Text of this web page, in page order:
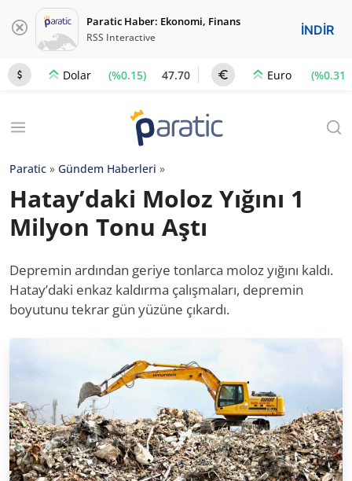
Paratic Haber: Ekonomi, Finans
RSS Interactive İNDİR
Dolar (%0.15) 47.70 Euro (%0.31)
Paratic » Gündem Haberleri »
Hatay’daki Moloz Yığını 1
Milyon Tonu Aştı
Depremin ardından geriye tonlarca moloz yığını kaldı.
Hatay’daki enkaz kaldırma çalışmaları, depremin
boyutunu tekrar gün yüzüne çıkardı.